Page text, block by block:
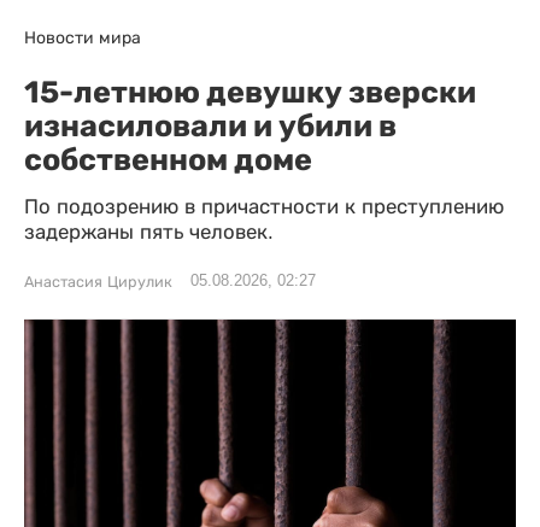
Новости мира
15-летнюю девушку зверски
изнасиловали и убили в
собственном доме
По подозрению в причастности к преступлению
задержаны пять человек.
Анастасия Цирулик 05.08.2026, 02:27